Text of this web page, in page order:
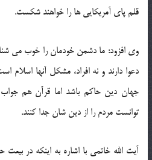
قلم پای آمریکایی ها را خواهند شکست.
وی افزود: ما دشمن خودمان را خوب می
دعوا دارند و نه افراد، مشکل آنها اسلام
جهان دین حاکم باشد اما قرآن هم
توانست مردم را از دین شان جدا کنند.
آیت الله خاتمی با اشاره به اینکه در